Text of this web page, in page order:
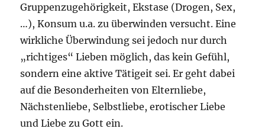
Gruppenzugehörigkeit, Ekstase (Drogen, Sex,
…), Konsum u.a. zu überwinden versucht. Eine
wirkliche Überwindung sei jedoch nur durch
„richtiges“ Lieben möglich, das kein Gefühl,
sondern eine aktive Tätigeit sei. Er geht dabei
auf die Besonderheiten von Elternliebe,
Nächstenliebe, Selbstliebe, erotischer Liebe
und Liebe zu Gott ein.